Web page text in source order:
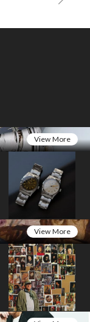
View More
View More